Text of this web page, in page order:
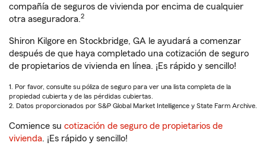
compañía de seguros de vivienda por encima de cualquier
otra aseguradora.2
Shiron Kilgore en Stockbridge, GA le ayudará a comenzar
después de que haya completado una cotización de seguro
de propietarios de vivienda en línea. ¡Es rápido y sencillo!
1. Por favor, consulte su póliza de seguro para ver una lista completa de la
propiedad cubierta y de las pérdidas cubiertas.
2. Datos proporcionados por S&P Global Market Intelligence y State Farm Archive.
Comience su cotización de seguro de propietarios de
vivienda. ¡Es rápido y sencillo!